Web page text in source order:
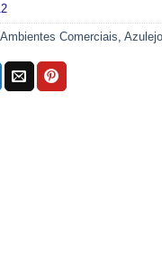
Ambientes Comerciais